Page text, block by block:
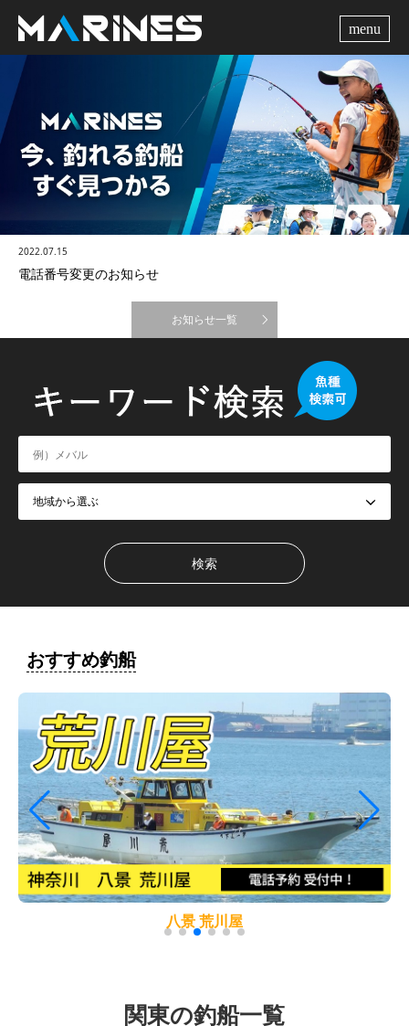
2022.07.15
電話番号変更のお知らせ
お知らせ一覧
おすすめ釣船
八景 荒川屋
関東の釣船一覧